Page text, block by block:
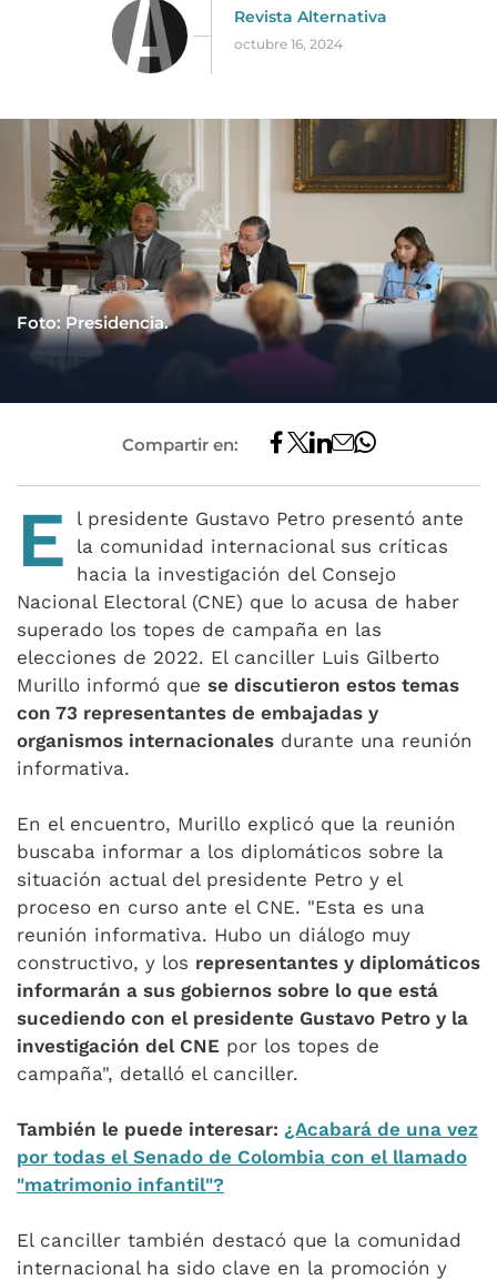
Revista Alternativa
octubre 16, 2024
Foto: Presidencia.
Compartir en:
E
l presidente Gustavo Petro presentó ante
la comunidad internacional sus críticas
hacia la investigación del Consejo
Nacional Electoral (CNE) que lo acusa de haber
superado los topes de campaña en las
elecciones de 2022. El canciller Luis Gilberto
Murillo informó que se discutieron estos temas
con 73 representantes de embajadas y
organismos internacionales durante una reunión
informativa.
En el encuentro, Murillo explicó que la reunión
buscaba informar a los diplomáticos sobre la
situación actual del presidente Petro y el
proceso en curso ante el CNE. "Esta es una
reunión informativa. Hubo un diálogo muy
constructivo, y los representantes y diplomáticos
informarán a sus gobiernos sobre lo que está
sucediendo con el presidente Gustavo Petro y la
investigación del CNE por los topes de
campaña", detalló el canciller.
También le puede interesar: ¿Acabará de una vez
por todas el Senado de Colombia con el llamado
"matrimonio infantil"?
El canciller también destacó que la comunidad
internacional ha sido clave en la promoción y